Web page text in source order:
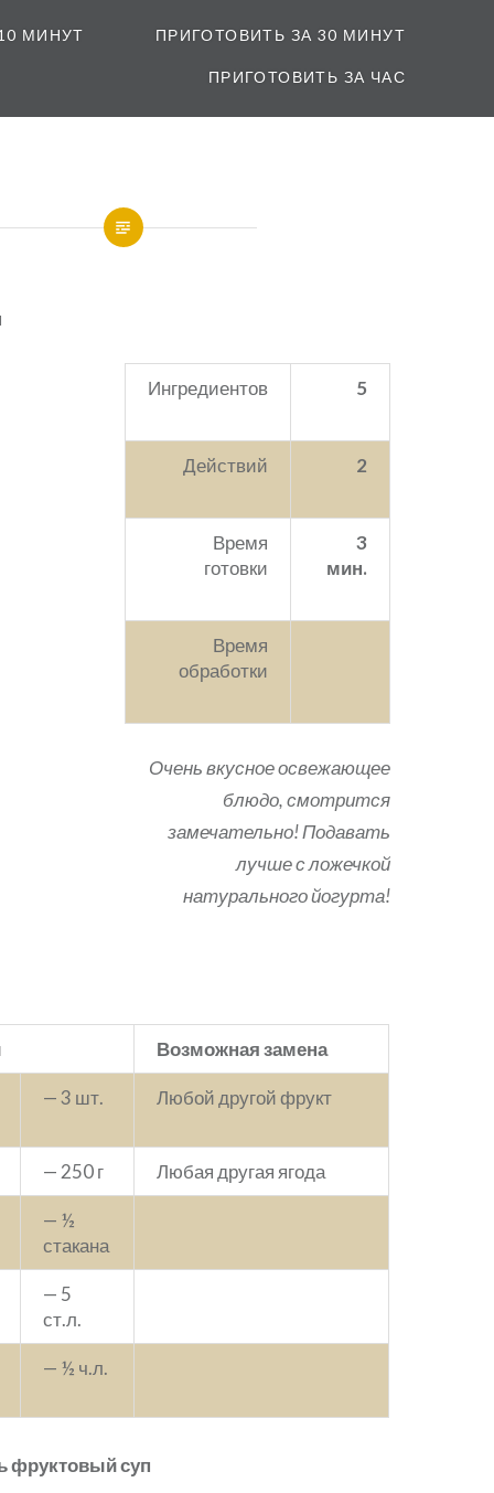
МИНУТ ПРИГОТОВИТЬ ЗА 30 МИНУТ
ПРИГОТОВИТЬ ЗА ЧАС
Ингредиентов 5
Действий 2
Время
готовки
3
мин.
Время
обработки
Очень вкусное освежающее
блюдо, смотрится
замечательно! Подавать
лучше с ложечкой
натурального йогурта!
Возможная замена
— 3 шт. Любой другой фрукт
— 250 г Любая другая ягода
— ½
стакана
— 5
ст.л.
— ½ ч.л.
фруктовый суп